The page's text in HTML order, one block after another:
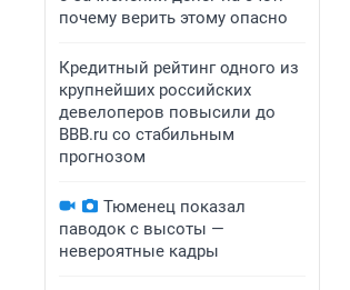
почему верить этому опасно
Кредитный рейтинг одного из
крупнейших российских
девелоперов повысили до
BBB.ru со стабильным
прогнозом
Тюменец показал
паводок с высоты —
невероятные кадры